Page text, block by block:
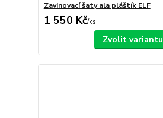
Zavinovací šaty ala pláštík ELF
1 550 Kč/ks
Zvolit variantu